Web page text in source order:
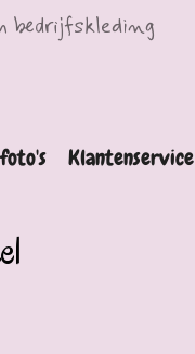
bedrijfskleding
Klantenservice